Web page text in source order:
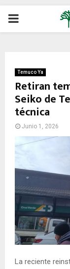
P
M
A
R
M
E
N
Temuco Ya
Retiran
Seiko de
técnica
Junio 1, 2026
La reciente